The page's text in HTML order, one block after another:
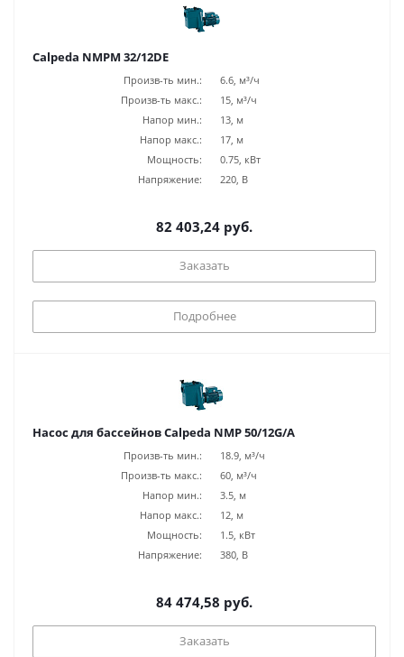
Calpeda NMPM 32/12DE
Произв-ть мин.:
6.6, м³/ч
Произв-ть макс.:
15, м³/ч
Напор мин.:
13, м
Напор макс.:
17, м
Мощность:
0.75, кВт
Напряжение:
220, В
82 403,24 руб.
Заказать
Подробнее
Насос для бассейнов Calpeda NMP 50/12G/A
Произв-ть мин.:
18.9, м³/ч
Произв-ть макс.:
60, м³/ч
Напор мин.:
3.5, м
Напор макс.:
12, м
Мощность:
1.5, кВт
Напряжение:
380, В
84 474,58 руб.
Заказать